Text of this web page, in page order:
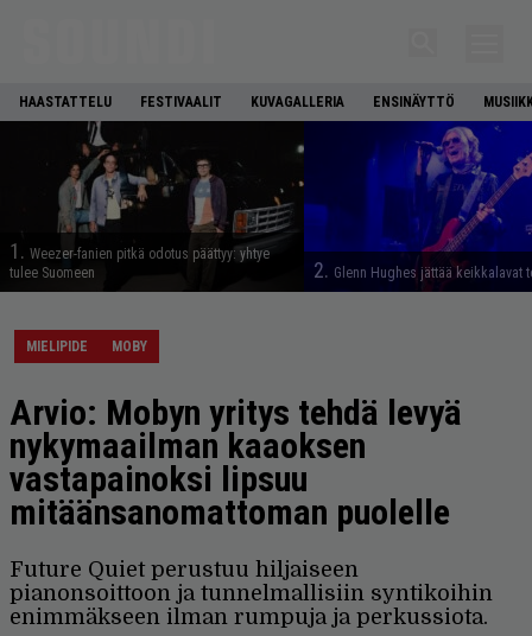
HAASTATTELU FESTIVAALIT KUVAGALLERIA ENSINÄYTTÖ
1. Weezer-fanien pitkä odotus päättyy: yhtye
tulee Suomeen
2. Glenn Hughes jättää keikkalavat
MIELIPIDE MOBY
Arvio: Mobyn yritys tehdä levyä
nykymaailman kaaoksen
vastapainoksi lipsuu
mitäänsanomattoman puolelle
Future Quiet perustuu hiljaiseen
pianonsoittoon ja tunnelmallisiin syntikoihin
enim­mäkseen ilman rumpuja ja perkus­siota.